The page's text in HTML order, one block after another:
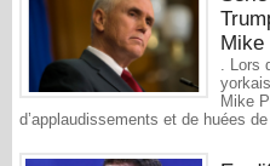
Mike
. Lors
Mike
d’applaudissements et de huées